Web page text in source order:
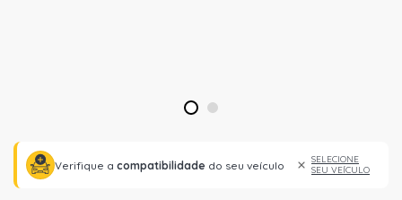
1 2
Verifique a compatibilidade do seu veículo
SELECIONE
SEU VEÍCULO